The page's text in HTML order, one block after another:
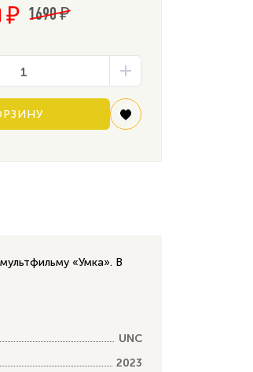
1690 ₽
₽
«Умка». В
UNC
2023